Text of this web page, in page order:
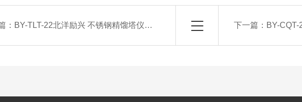
： BY-TLT-22北洋励兴 不锈钢精馏塔仪器 实验填料塔 下一篇： BY-CQT-22